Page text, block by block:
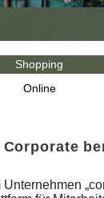
Shopping
Online
Unternehmen